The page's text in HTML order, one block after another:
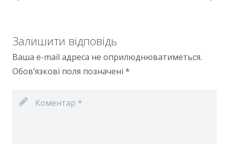
Залишити відповідь
Ваша e-mail адреса не оприлюднюватиметься.
Обов’язкові поля позначені *